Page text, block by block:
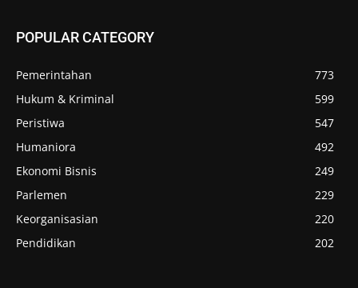
POPULAR CATEGORY
Pemerintahan
773
Hukum & Kriminal
599
Peristiwa
547
Humaniora
492
Ekonomi Bisnis
249
Parlemen
229
Keorganisasian
220
Pendidikan
202